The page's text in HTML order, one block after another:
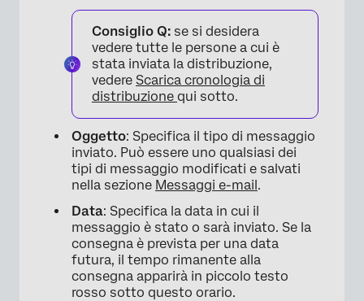
Consiglio Q: se si desidera
vedere tutte le persone a cui è
stata inviata la distribuzione,
vedere Scarica cronologia di
distribuzione qui sotto.
Oggetto: Specifica il tipo di messaggio
inviato. Può essere uno qualsiasi dei
tipi di messaggio modificati e salvati
nella sezione Messaggi e-mail.
Data: Specifica la data in cui il
messaggio è stato o sarà inviato. Se la
consegna è prevista per una data
futura, il tempo rimanente alla
consegna apparirà in piccolo testo
rosso sotto questo orario.